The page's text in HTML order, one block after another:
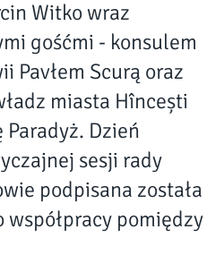
Witko wraz
gośćmi - konsulem
Pavłem Scurą oraz
miasta Hîncești
Dzień
sesji rady
podpisana została
pomiędzy